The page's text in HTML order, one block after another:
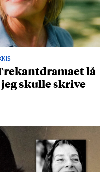
lå
skulle skrive